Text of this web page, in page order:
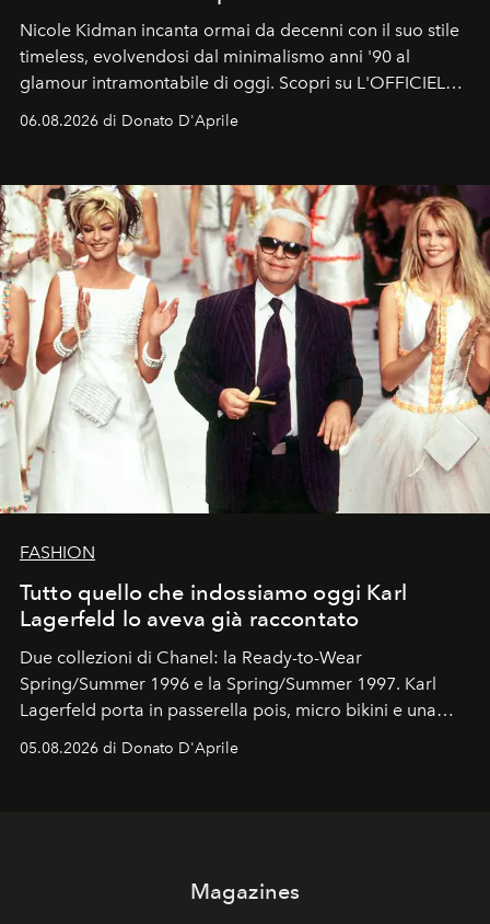
Nicole Kidman incanta ormai da decenni con il suo stile
timeless, evolvendosi dal minimalismo anni '90 al
glamour intramontabile di oggi. Scopri su L'OFFICIEL
Italia la sua style evolution.
06.08.2026 di Donato D'Aprile
FASHION
Tutto quello che indossiamo oggi Karl
Lagerfeld lo aveva già raccontato
Due collezioni di Chanel: la Ready-to-Wear
Spring/Summer 1996 e la Spring/Summer 1997. Karl
Lagerfeld porta in passerella pois, micro bikini e una
logomania pensata per la spiaggia
Kate, Claudia e Carla una dietro l'altra. Trent'anni dopo,
05.08.2026 di Donato D'Aprile
Magazines